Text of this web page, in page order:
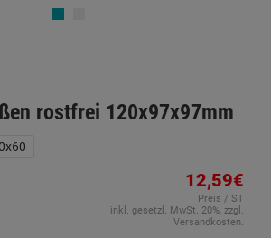
rostfrei 120x97x97mm
12,59€
Preis / ST
inkl. gesetzl. MwSt. 20%, zzgl.
Versandkosten.